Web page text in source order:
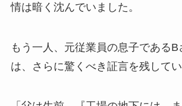
情は暗く沈んでいました。
もう一人、元従業員の息子であるB
は、さらに驚くべき証言を残してい